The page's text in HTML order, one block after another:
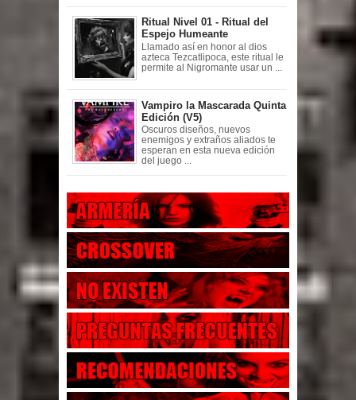
Ritual Nivel 01 - Ritual del
Espejo Humeante
Llamado así en honor al dios
azteca Tezcatlipoca, este ritual le
permite al Nigromante usar un ...
Vampiro la Mascarada Quinta
Edición (V5)
Oscuros diseños, nuevos
enemigos y extraños aliados te
esperan en esta nueva edición
del juego ...